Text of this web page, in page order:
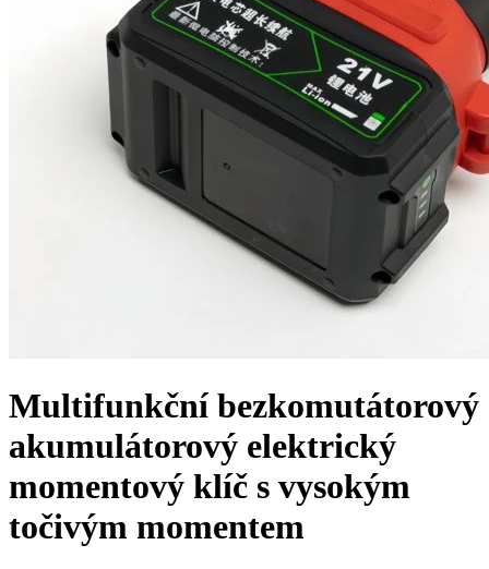
Multifunkční bezkomutátorový
akumulátorový elektrický
momentový klíč s vysokým
točivým momentem